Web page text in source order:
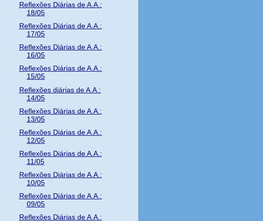
Reflexões Diárias de A.A.:
18/05
Reflexões Diárias de A.A.:
17/05
Reflexões Diárias de A.A.:
16/05
Reflexões Diárias de A.A.:
15/05
Reflexões diárias de A.A.:
14/05
Reflexões Diárias de A.A.:
13/05
Reflexões Diárias de A.A.:
12/05
Reflexões Diárias de A.A.:
11/05
Reflexões Diárias de A.A.:
10/05
Reflexões Diárias de A.A.:
09/05
Reflexões Diárias de A.A.: